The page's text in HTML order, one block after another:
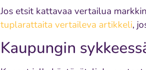
Jos etsit kattavaa vertailua
tuplarattaita vertaileva artikkeli,
Kaupungin